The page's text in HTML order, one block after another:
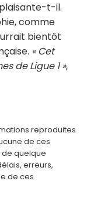
t-il.
comme
bientôt
« Cet
de Ligue 1 »,
reproduites
de ces
quelque
erreurs,
de ces